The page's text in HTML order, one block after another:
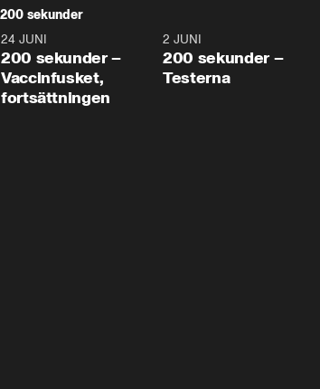
200 sekunder
5:00
24 JUNI
200 sekunder –
Vaccinfusket,
fortsättningen
2 JUNI
200 sekunder –
Testerna